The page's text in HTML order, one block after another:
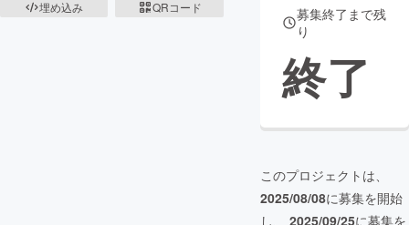
埋め込み
QRコード
募集終了まで残
り
終了
このプロジェクトは、
2025/08/08に募集を開始
し、 2025/09/25に募集を